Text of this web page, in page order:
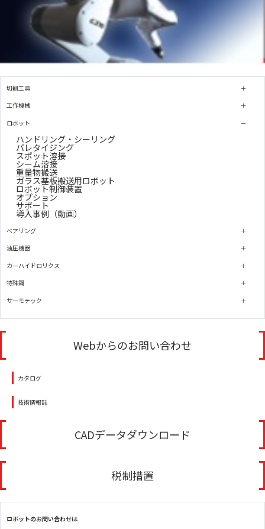
切削工具
工作機械
ロボット
ハンドリング・シーリング
パレタイジング
スポット溶接
シーム溶接
重量物搬送
ガラス基板搬送用ロボット
ロボット制御装置
オプション
サポート
導入事例（動画）
ベアリング
油圧機器
カーハイドロリクス
特殊鋼
サーモテック
Webからのお問い合わせ
カタログ
技術情報誌
CADデータダウンロード
税制措置
ロボットのお問い合わせは